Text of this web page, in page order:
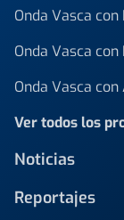
Onda Vasca
Onda Vasca
Onda Vasca
Ver todos los
Noticias
Reportajes